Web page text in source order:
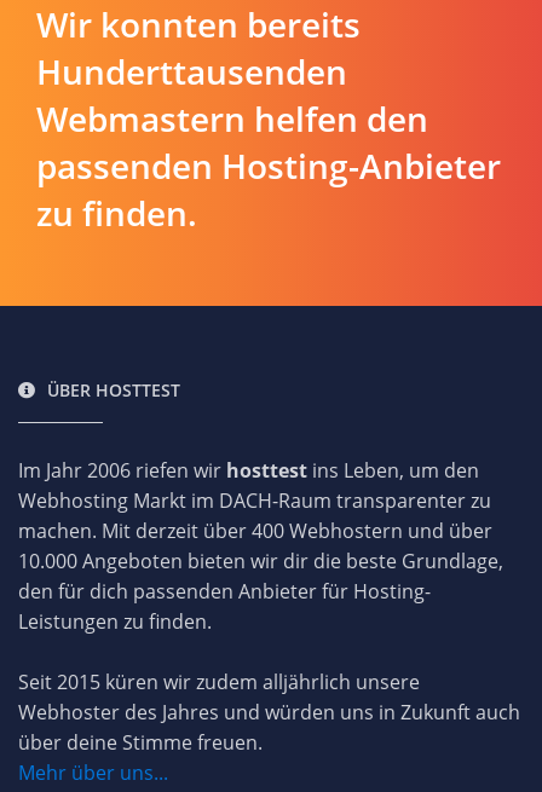
Wir konnten bereits
Hunderttausenden
Webmastern helfen den
passenden Hosting-Anbieter
zu finden.
ÜBER HOSTTEST
Im Jahr 2006 riefen wir hosttest ins Leben, um den
Webhosting Markt im DACH-Raum transparenter zu
machen. Mit derzeit über 400 Webhostern und über
10.000 Angeboten bieten wir dir die beste Grundlage,
den für dich passenden Anbieter für Hosting-
Leistungen zu finden.
Seit 2015 küren wir zudem alljährlich unsere
Webhoster des Jahres und würden uns in Zukunft auch
über deine Stimme freuen.
Mehr über uns...